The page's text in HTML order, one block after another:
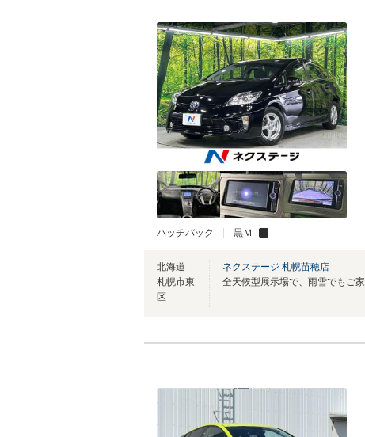
ハッチバック 黒Ｍ
北海道
札幌市東
区
ネクステージ 札幌苗穂店